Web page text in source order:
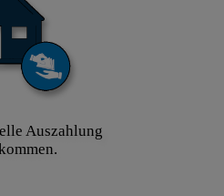
Auszahlung